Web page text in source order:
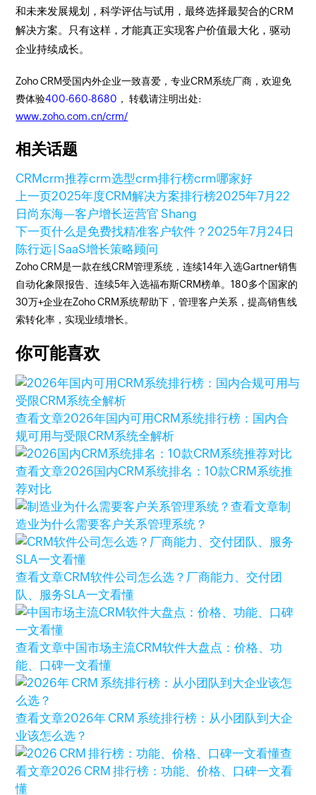
和未来发展规划，科学评估与试用，最终选择最契合的CRM
解决方案。只有这样，才能真正实现客户价值最大化，驱动
企业持续成长。
Zoho CRM受国内外企业一致喜爱，专业CRM系统厂商，欢迎免
费体验400-660-8680 ， 转载请注明出处:
www.zoho.com.cn/crm/
相关话题
CRMcrm推荐crm选型crm排行榜crm哪家好
上一页2025年度CRM解决方案排行榜2025年7月22
日 尚东海—客户增长运营官 Shang
下一页什么是免费找精准客户软件？2025年7月24日
陈行远 | SaaS增长策略顾问
Zoho CRM是一款在线CRM管理系统，连续14年入选Gartner销售
自动化象限报告、连续5年入选福布斯CRM榜单。180多个国家的
30万+企业在Zoho CRM系统帮助下，管理客户关系，提高销售线
索转化率，实现业绩增长。
你可能喜欢
查看文章2026年国内可用CRM系统排行榜：国内合
规可用与受限CRM系统全解析
查看文章2026国内CRM系统排名：10款CRM系统推
荐对比
查看文章制
造业为什么需要客户关系管理系统？
查看文章CRM软件公司怎么选？厂商能力、交付团
队、服务SLA一文看懂
查看文章中国市场主流CRM软件大盘点：价格、功
能、口碑一文看懂
查看文章2026年 CRM 系统排行榜：从小团队到大企
业该怎么选？
查
看文章2026 CRM 排行榜：功能、价格、口碑一文看
懂